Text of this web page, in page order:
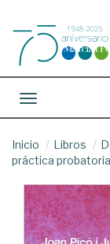
Toggle
Inicio Libros
práctica probatoria